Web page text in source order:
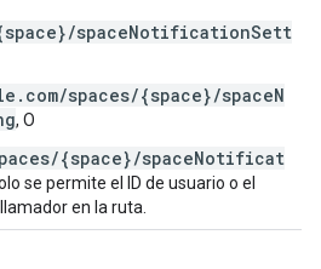
spaceNotificationSett
spaces/{space}/spaceN
, O
{space}/spaceNotificat
se permite el ID de usuario o el
en la ruta.